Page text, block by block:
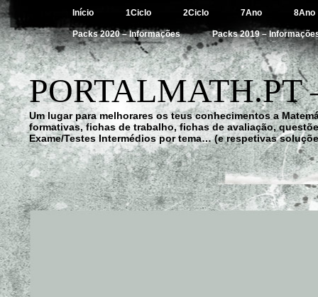
Início 1Ciclo 2Ciclo 7Ano 8Ano
Packs 2020 – Informações Packs 2019 –
Um lugar para melhorares os teus conhecimentos a
formativas, fichas de trabalho, fichas de avaliação,
Exame/Testes Intermédios por tema… (e respetivas